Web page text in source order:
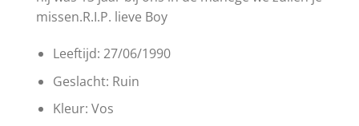
missen.R.I.P. lieve Boy
Leeftijd: 27/06/1990
Geslacht: Ruin
Kleur: Vos